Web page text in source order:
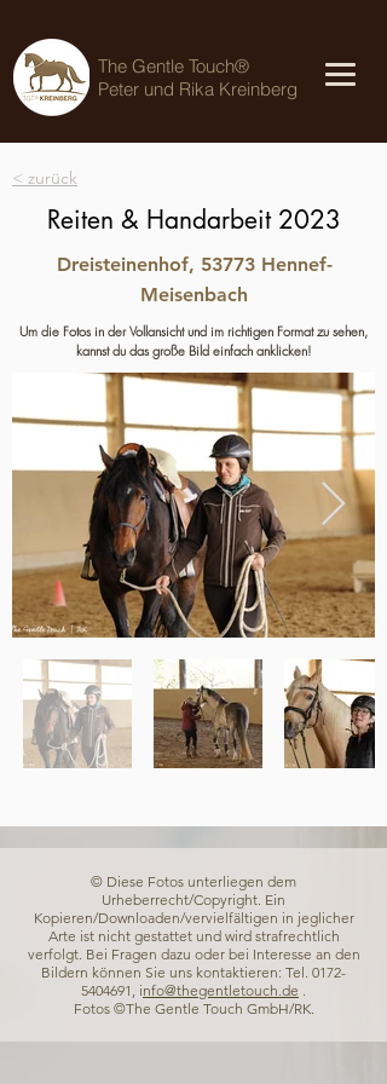
The Gentle Touch®
Peter und Rika Kreinberg
< zurück
Reiten & Handarbeit 2023
Dreisteinenhof, 53773 Hennef-
Meisenbach
Um die Fotos in der Vollansicht und im richtigen Format zu sehen,
kannst du das große Bild einfach anklicken!
© Diese Fotos unterliegen dem
Urheberrecht/Copyright. Ein
Kopieren/Downloaden/vervielfältigen in jeglicher
Arte ist nicht gestattet und wird strafrechtlich
verfolgt. Bei Fragen dazu oder bei Interesse an den
Bildern können Sie uns kontaktieren: Tel. 0172-
5404691 , info@thegentletouch.de .
Fotos ©The Gentle Touch GmbH/RK.